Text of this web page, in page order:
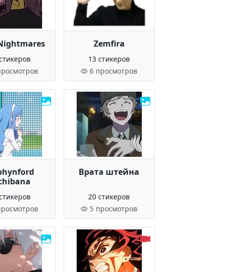
Zemfira
13 стикеров
6 просмотров
Врата штейна
20 стикеров
5 просмотров